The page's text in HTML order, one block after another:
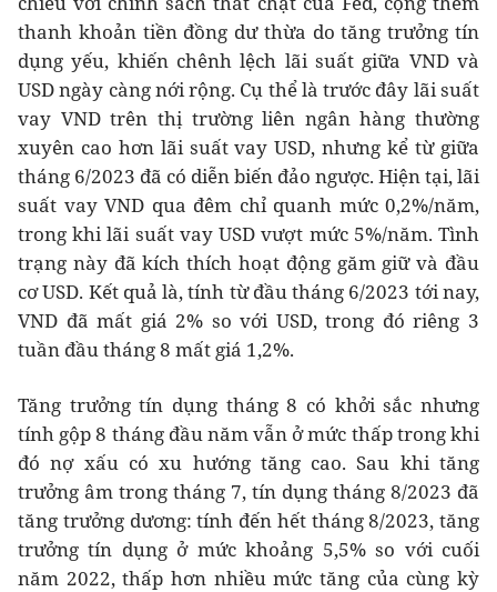
thanh khoản tiền đồng dư thừa do tăng trưởng tín
dụng yếu, khiến chênh lệch lãi suất giữa VND và
USD ngày càng nới rộng. Cụ thể là trước đây lãi suất
vay VND trên thị trường liên ngân hàng thường
xuyên cao hơn lãi suất vay USD, nhưng kể từ giữa
tháng 6/2023 đã có diễn biến đảo ngược. Hiện tại, lãi
suất vay VND qua đêm chỉ quanh mức 0,2%/năm,
trong khi lãi suất vay USD vượt mức 5%/năm. Tình
trạng này đã kích thích hoạt động găm giữ và đầu
cơ USD. Kết quả là, tính từ đầu tháng 6/2023 tới nay,
VND đã mất giá 2% so với USD, trong đó riêng 3
tuần đầu tháng 8 mất giá 1,2%.
Tăng trưởng tín dụng tháng 8 có khởi sắc nhưng
tính gộp 8 tháng đầu năm vẫn ở mức thấp trong khi
đó nợ xấu có xu hướng tăng cao. Sau khi tăng
trưởng âm trong tháng 7, tín dụng tháng 8/2023 đã
tăng trưởng dương: tính đến hết tháng 8/2023, tăng
trưởng tín dụng ở mức khoảng 5,5% so với cuối
năm 2022, thấp hơn nhiều mức tăng của cùng kỳ